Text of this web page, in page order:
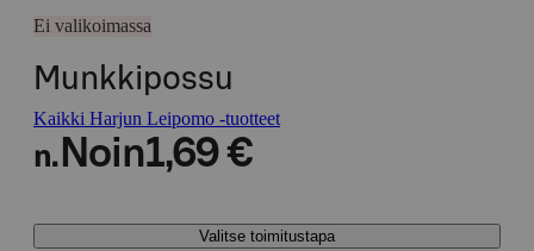
Ei valikoimassa
Munkkipossu
Kaikki Harjun Leipomo -tuotteet
n. Noin1,69 €
Valitse toimitustapa